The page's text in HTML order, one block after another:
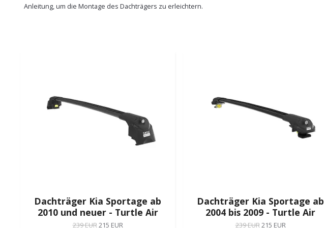
Anleitung, um die Montage des Dachträgers zu erleichtern.
Dachträger Kia Sportage ab
2010 und neuer - Turtle Air
239 EUR215 EUR
Dachträger Kia Sportage ab
2004 bis 2009 - Turtle Air
239 EUR215 EUR